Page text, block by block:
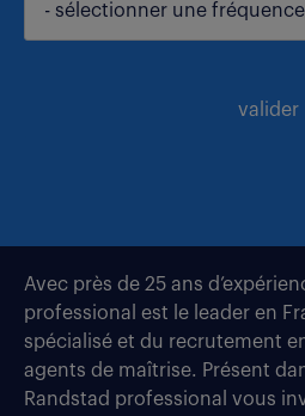
- sélectionner une
valider
Avec près de 25 ans
professional est le leader en
spécialisé et du recrutement
agents de maîtrise. Présent
Randstad professional vous